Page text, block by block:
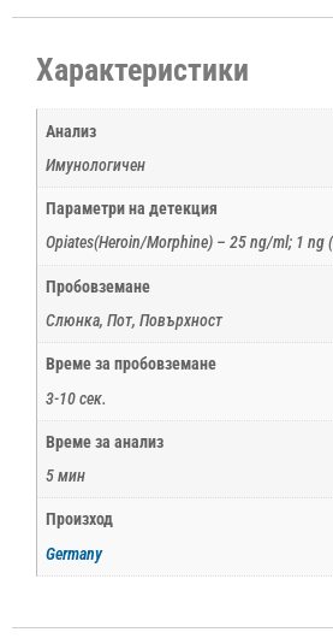
Характеристики
Анализ
Имунологичен
Параметри на детекция
Opiates(Heroin/Morphine) – 25 ng/ml; 1 ng
Пробовземане
Слюнка, Пот, Повърхност
Време за пробовземане
3-10 сек.
Време за анализ
5 мин
Произход
Germany